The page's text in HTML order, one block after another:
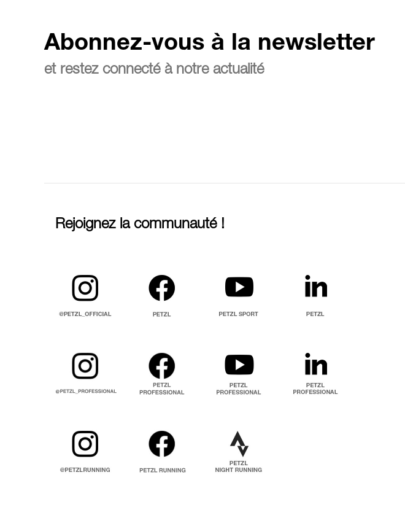
Abonnez-vous à la newsletter
et restez connecté à notre actualité
Rejoignez la communauté !